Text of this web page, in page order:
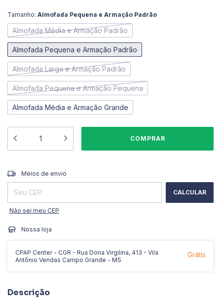
Tamanho: Almofada Pequena e Armação Padrão
Almofada Média e Armação Padrão
Almofada Pequena e Armação Padrão
Almofada Larga e Armação Padrão
Almofada Pequena e Armação Pequena
Almofada Média e Armação Grande
Entregas para o CEP:
Meios de envio
CALCULAR
Não sei meu CEP
Nossa loja
CPAP Center - CGR - Rua Dona Virgilina, 413 - Vila
Antônio Vendas Campo Grande - MS
Grátis
Descrição